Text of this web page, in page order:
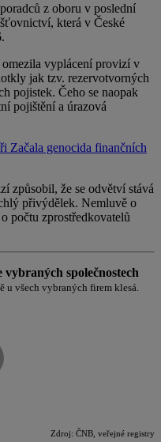
z oboru v poslední
která v České
omezila vyplácení provizí v
jak tzv. rezervotvorných
pojistek. Čeho se naopak
pojištění a úrazová
Začala genocida finančních
způsobil, že se odvětví stává
přivýdělek. Nemluvě o
počtu zprostředkovatelů
společnostech
u všech vybraných firem klesá.
Zdroj: ČNB, veřejné registry